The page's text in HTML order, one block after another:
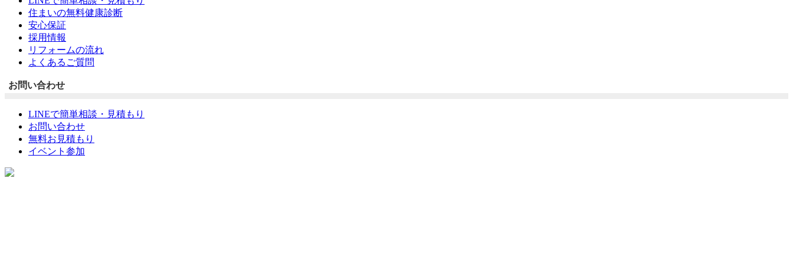
住まいの無料健康診断
安心保証
採用情報
リフォームの流れ
よくあるご質問
お問い合わせ
LINEで簡単相談・見積もり
お問い合わせ
無料お見積もり
イベント参加